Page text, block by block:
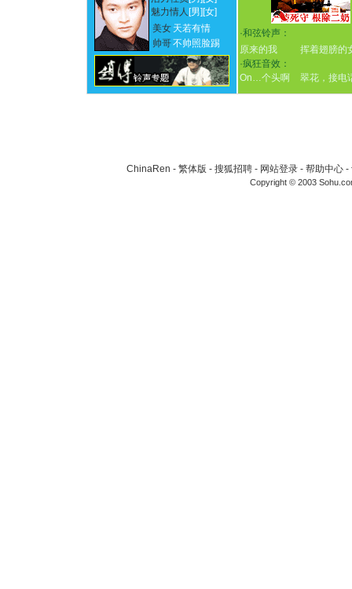
魅力情人 [男] [女]
美女 天若有情
帅哥不帅照脸踢
·和弦铃声：
原来的我
挥着翅膀的
·疯狂音效：
On…个头啊
翠花，接
ChinaRen - 繁体版 - 搜狐招聘 - 网站登录 - 帮助中心 -
Copyright © 2003